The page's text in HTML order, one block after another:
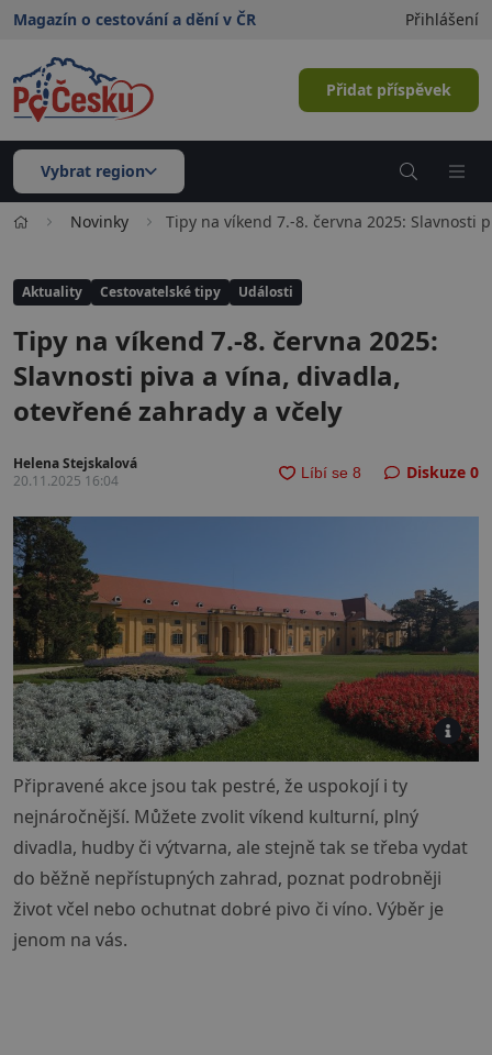
Magazín o cestování a dění v ČR Přihlášení
Přidat příspěvek
Vybrat region
Novinky Tipy na víkend 7.-8. června 2025: Slavnosti
Aktuality Cestovatelské tipy Události
Tipy na víkend 7.-8. června 2025:
Slavnosti piva a vína, divadla,
otevřené zahrady a včely
Helena Stejskalová
20.11.2025 16:04
Diskuze 0
Připravené akce jsou tak pestré, že uspokojí i ty
nejnáročnější. Můžete zvolit víkend kulturní, plný
divadla, hudby či výtvarna, ale stejně tak se třeba vydat
do běžně nepřístupných zahrad, poznat podrobněji
život včel nebo ochutnat dobré pivo či víno. Výběr je
jenom na vás.